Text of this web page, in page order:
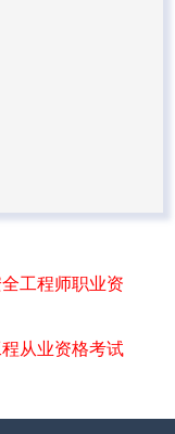
工程师职业资
从业资格考试